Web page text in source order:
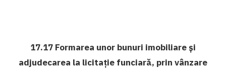
17.17 Formarea unor bunuri imobiliare și
adjudecarea la licitație funciară, prin vânzare